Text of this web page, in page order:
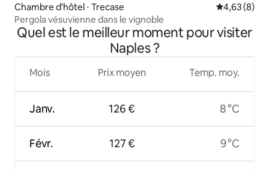
Chambre d'hôtel ⋅ Trecase Évaluation
4,63 (8)
Pergola vésuvienne dans le vignoble
Quel est le meilleur moment pour visiter
Naples ?
Mois
Janv.
Févr.
Prix moyen
126 €
127 €
Temp. moy.
8 °C
9 °C